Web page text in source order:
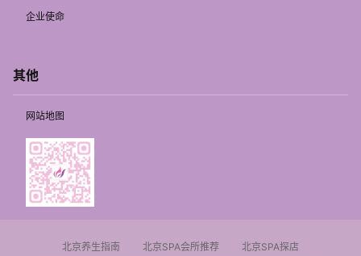
企业使命
其他
网站地图
北京养生指南 北京SPA会所推荐
北京SPA探店